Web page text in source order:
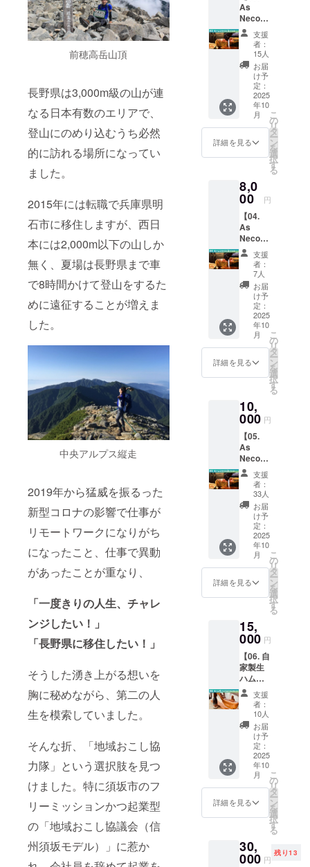
前穂高岳山頂
長野県は3,000m級の山が連
なる日本有数のエリアで、
登山にのめり込むうち必然
的に訪れる場所になってい
ました。
2015年には転職で兵庫県明
石市に移住しますが、西日
本には2,000m以下の山しか
無く、夏場は長野県まで車
で8時間かけて登山をするた
めに遠征することが増えま
した。
中央アルプス縦走
2019年から猛威を振るった
新型コロナの影響で仕事が
リモートワークになりがち
になったこと、仕事で異動
があったことが重なり、
「一度きりの人生、チャレ
ンジしたい！」
「長野県に移住したい！」
そうした湧き上がる想いを
胸に秘めながら、第二の人
生を模索していました。
そんな折、「地域おこし協
力隊」という選択肢を見つ
けました。特に須坂市のフ
リーミッションかつ起業型
の「地域おこし協議会（信
州須坂モデル）」に惹か
ます。
■ 峰の
原高原
の間伐
材で
作った
コース
ター ・
素材：
白樺ま
たはミ
ズナラ
（選択
径約
10cm、
厚さ約
5mm ■
お礼の
お手紙
※税込、
送料込
の価格
です
As
Neco
Ham 生
ハム(パ
レタ)ス
ライス
パック
(梅)】
・名
称：非
加熱食
肉製品
（スラ
イス）
・原材
豚ウデ
肉（国
産）、
食塩 ・
内容
量：50g
× 1パッ
ク ・保
存方
法：10
度以下
で要冷
蔵 ・水
分活
性：
0.95未
満 ・賞
ら約30
日 ※税
込、送
料込の
価格で
す。 ※
クール
便にて
2025年
10月中
に発送
予定で
す。日
時指定
は承れ
ません
ので予
支援
者：
15人
お届
け予
定：
2025
年10
月
詳細を見る
こ
の
リ
タ
ー
ン
を
選
択
す
る
8,0
00 円
【04.
As
Neco
Ham 生
ハム(パ
レタ)ス
ライス
パック
(竹)】
・名
称：非
加熱食
肉製品
（スラ
イス）
・原材
豚ウデ
肉（国
産）、
食塩 ・
内容
量：50g
× 2パッ
ク ・保
存方
法：10
度以下
で要冷
蔵 ・水
分活
性：
0.95未
満 ・賞
ら約30
日 ※税
込、送
料込の
価格で
す。 ※
クール
便にて
2025年
10月中
に発送
予定で
す。日
時指定
は承れ
ません
ので予
支援
者：
7人
お届
け予
定：
2025
年10
月
詳細を見る
こ
の
リ
タ
ー
ン
を
選
択
す
る
10,
000 円
【05.
As
Neco
Ham 生
ハム(パ
レタ)ス
ライス
パック
(松)】
・名
称：非
加熱食
肉製品
（スラ
イス）
・原材
豚ウデ
肉（国
産）、
食塩 ・
内容
量：50g
× 3パッ
ク ・保
存方
法：10
度以下
で要冷
蔵 ・水
分活
性：
0.95未
満 ・賞
ら約30
日 ※税
支援
者：
33人
お届
け予
定：
2025
年10
月
詳細を見る
こ
の
リ
タ
ー
ン
を
選
択
す
る
15,
000 円
【06. 自
家製生
ハム＆
地元ワ
イン
セッ
ト】 ■
Neco
Ham 生
ハム(パ
レタ)ス
ライス
パック
× ４
パック
称：非
加熱食
支援
者：
10人
お届
け予
定：
2025
年10
月
詳細を見る
こ
の
リ
タ
ー
ン
を
選
択
す
る
30,
000 円
残り13